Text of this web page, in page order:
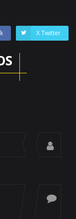
X Twitter